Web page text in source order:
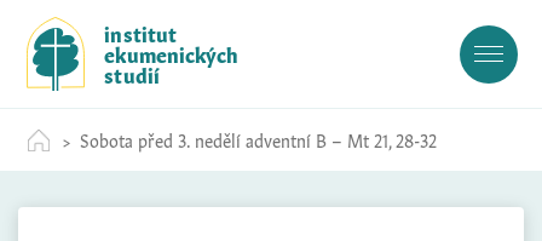
c
institut
ekumenických
studií
Sobota před 3. nedělí adventní B – Mt 21, 28-32